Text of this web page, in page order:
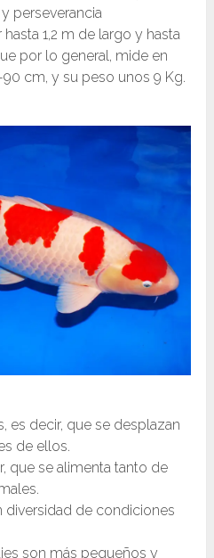
perseverancia
1,2 m de largo y hasta
por lo general, mide en
cm, y su peso unos 9 Kg.
es decir, que se desplazan
de ellos.
que se alimenta tanto de
diversidad de condiciones
son más pequeños y